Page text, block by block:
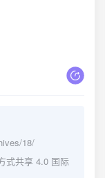
18/
式共享 4.0 国际